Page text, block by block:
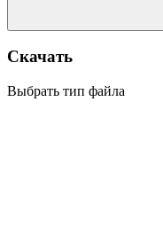
Скачать
Выбрать тип файла